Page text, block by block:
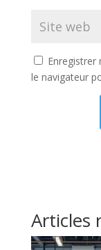
le navigateur
Articles